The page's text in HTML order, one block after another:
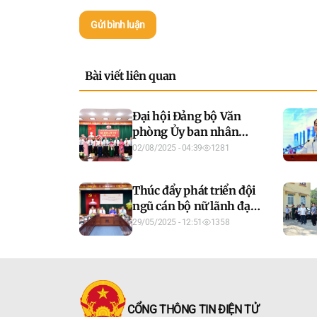
Gửi bình luận
Bài viết liên quan
Đại hội Đảng bộ Văn
phòng Ủy ban nhân
dân tỉnh lần thứ I,
02/08/2025 - 04:39 1281
Thúc đẩy phát triển đội
ngũ cán bộ nữ lãnh đạo,
quản lý hướng tới Đại
29/05/2025 - 12:51 1358
CỔNG